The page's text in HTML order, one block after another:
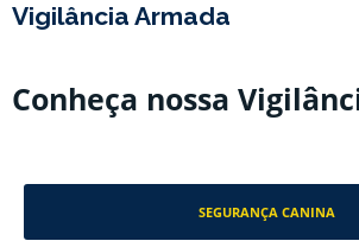
Vigilância Armada
Conheça nossa
SEGURANÇA CANINA